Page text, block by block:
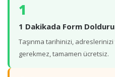
1
1 Dakikada Form
Taşınma tarihinizi,
gerekmez, tamamen ücretsiz.